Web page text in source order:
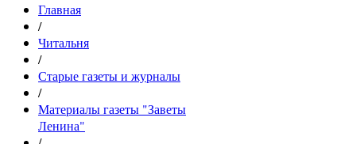
Главная
/
Читальня
/
Старые газеты и журналы
/
Материалы газеты "Заветы
Ленина"